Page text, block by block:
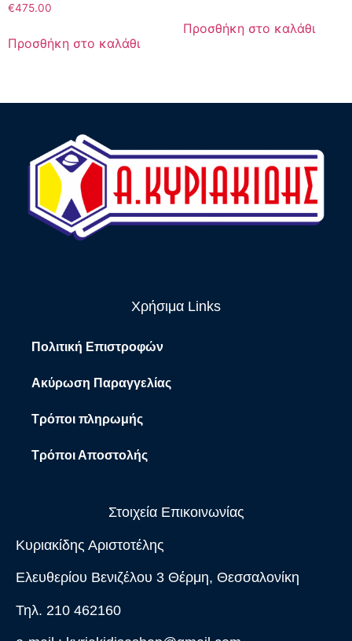
€475.00
Προσθήκη στο καλάθι
Προσθήκη στο καλάθι
Χρήσιμα Links
Πολιτική Επιστροφών
Ακύρωση Παραγγελίας
Τρόποι πληρωμής
Τρόποι Αποστολής
Στοιχεία Επικοινωνίας
Κυριακίδης Αριστοτέλης
Ελευθερίου Βενιζέλου 3 Θέρμη, Θεσσαλονίκη
Τηλ. 210 462160